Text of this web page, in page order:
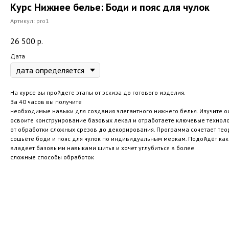
Курс Нижнее белье: Боди и пояс для чулок
Артикул: pro1
26 500 р.
Дата
На курсе вы пройдете этапы от эскиза до готового изделия.
За 40 часов вы получите
необходимые навыки для создания элегантного нижнего белья. Изучите
освоите конструирование базовых лекал и отработаете ключевые
от обработки сложных срезов до декорирования. Программа сочетает
сошьёте боди и пояс для чулок по индивидуальным меркам. Подойдёт
владеет базовыми навыками шитья и хочет углубиться в более
сложные способы обработок